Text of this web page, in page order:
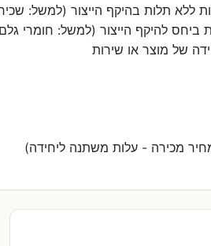
ללא תלות בהיקף הייצור (למשל:
ביחס להיקף הייצור (למשל: חומרי
של מוצר או שירות